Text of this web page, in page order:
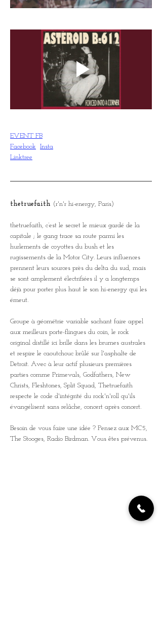
EVENT FB
Facebook Insta
Linktree
thetruefaith (r'n'r hi-energy, Paris)
thetruefaith, c’est le secret le mieux gardé de la
capitale ; le gang trace sa route parmi les
hurlements de coyottes du bush et les
rugissements de la Motor City. Leurs influences
prennent leurs sources près du delta du sud, mais
se sont amplement électrifiées il y a longtemps
déjà pour porter plus haut le son hi-energy qui les
émeut.
Groupe à géométrie variable sachant faire appel
aux meilleurs porte-flingues du coin, le rock
original distillé ici brille dans les brumes australes
et respire le caoutchouc brûlé sur l'asphalte de
Detroit. Avec à leur actif plusieurs premières
parties comme Primevals, Godfathers, New
Christs, Fleshtones, Split Squad, Thetruefaith
respecte le code d'intégrité du rock'n'roll qu'ils
évangélisent sans relâche, concert après concert.
Besoin de vous faire une idée ? Pensez aux MC5,
The Stooges, Radio Birdman. Vous êtes prévenus.